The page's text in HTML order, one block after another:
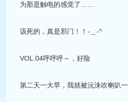
为那是触电的感觉了……
该死的，真是邪门！！-＿-^
VOL.04呼呼呼～，好险
第二天一大早，我就被沅洙吹喇叭